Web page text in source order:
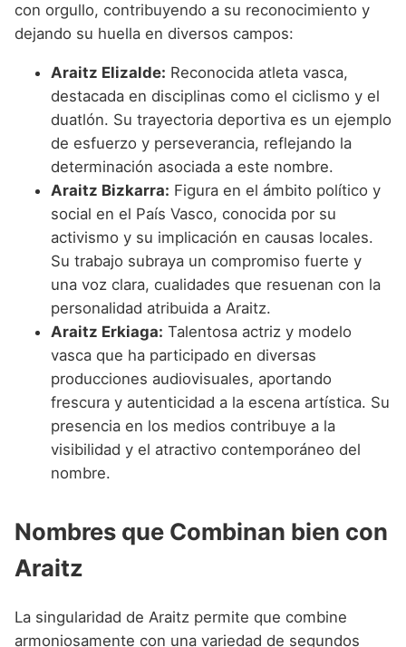
con orgullo, contribuyendo a su reconocimiento y
dejando su huella en diversos campos:
Araitz Elizalde: Reconocida atleta vasca,
destacada en disciplinas como el ciclismo y el
duatlón. Su trayectoria deportiva es un ejemplo
de esfuerzo y perseverancia, reflejando la
determinación asociada a este nombre.
Araitz Bizkarra: Figura en el ámbito político y
social en el País Vasco, conocida por su
activismo y su implicación en causas locales.
Su trabajo subraya un compromiso fuerte y
una voz clara, cualidades que resuenan con la
personalidad atribuida a Araitz.
Araitz Erkiaga: Talentosa actriz y modelo
vasca que ha participado en diversas
producciones audiovisuales, aportando
frescura y autenticidad a la escena artística. Su
presencia en los medios contribuye a la
visibilidad y el atractivo contemporáneo del
nombre.
Nombres que Combinan bien con
Araitz
La singularidad de Araitz permite que combine
armoniosamente con una variedad de segundos